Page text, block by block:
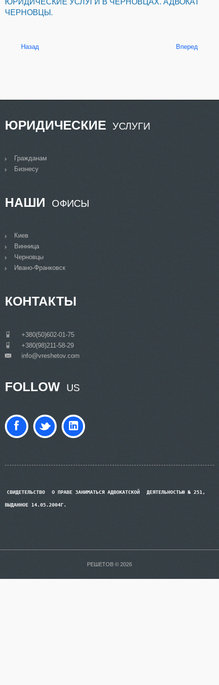
ЮРИДИЧЕСКИЕ УСЛУГИ В ЧЕРНОВЦАХ. АДВОКАТ
ЧЕРНОВЦЫ.
Назад Вперед
ЮРИДИЧЕСКИЕ УСЛУГИ
Гражданам
Бизнесу
НАШИ ОФИСЫ
Киев
Винница
Черновцы
Ивано-Франковск
КОНТАКТЫ
+380(50)602-01-75
+380(98)211-58-29
info@vreshetov.com
FOLLOW US
СВИДЕТЕЛЬСТВО О ПРАВЕ ЗАНИМАТЬСЯ АДВОКАТСКОЙ ДЕЯТЕЛЬНОСТЬЮ № 251,
ВЫДАННОЕ 14.05.2004Г.
РЕШЕТОВ © 2026